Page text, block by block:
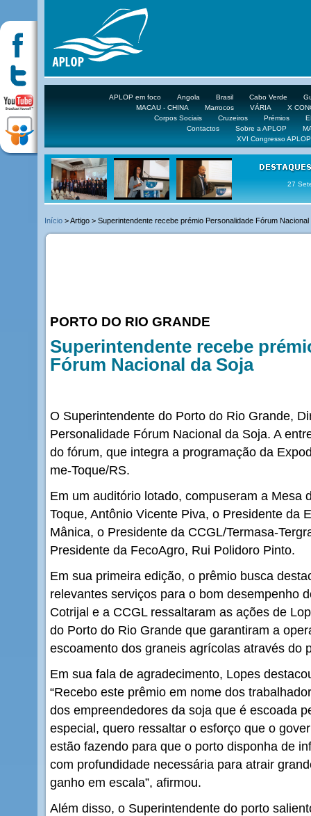
APLOP em foco Angola Brasil Cabo Verde
MACAU - CHINA
Marrocos VÁRIA
X
Corpos Sociais
Cruzeiros Prémios
Contactos
Sobre a APLOP
XVI Congresso APLOP
16 DE
Início > Artigo > Superintendente recebe prémio Personalidade Fórum Nacional
PORTO DO RIO GRANDE
Superintendente recebe
Fórum Nacional da Soja
O Superintendente do Porto do Rio Grande,
Personalidade Fórum Nacional da Soja. A
do fórum, que integra a programação da
me-Toque/RS.
Em um auditório lotado, compuseram a Mesa
Toque, Antônio Vicente Piva, o Presidente da
Mânica, o Presidente da CCGL/Termasa-
Presidente da FecoAgro, Rui Polidoro Pinto.
Em sua primeira edição, o prêmio busca
relevantes serviços para o bom desempenho
Cotrijal e a CCGL ressaltaram as ações de
do Porto do Rio Grande que garantiram a
escoamento dos graneis agrícolas através do
Em sua fala de agradecimento, Lopes
“Recebo este prêmio em nome dos
dos empreendedores da soja que é escoada
especial, quero ressaltar o esforço que o
estão fazendo para que o porto disponha de
com profundidade necessária para atrair
ganho em escala”, afirmou.
Além disso, o Superintendente do porto